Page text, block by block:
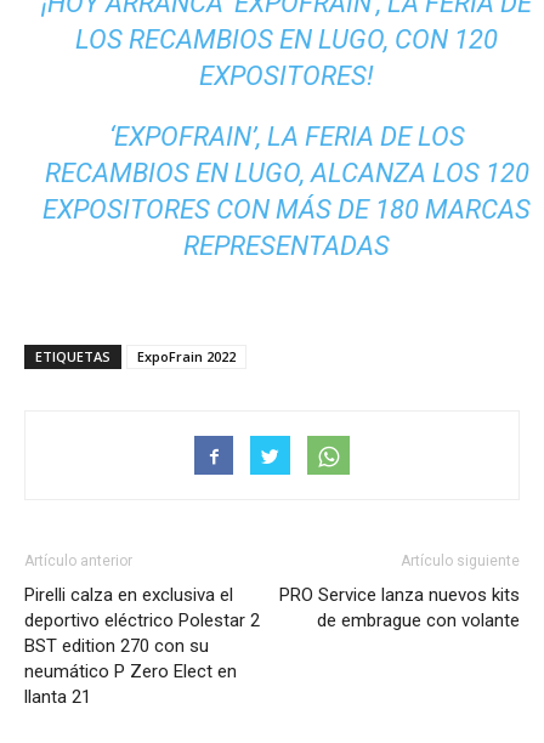
LOS RECAMBIOS EN LUGO, CON 120
EXPOSITORES!
‘EXPOFRAIN’, LA FERIA DE LOS
RECAMBIOS EN LUGO, ALCANZA LOS 120
EXPOSITORES CON MÁS DE 180 MARCAS
REPRESENTADAS
ETIQUETAS ExpoFrain 2022
Artículo anterior
Pirelli calza en exclusiva el
deportivo eléctrico Polestar 2
BST edition 270 con su
neumático P Zero Elect en
llanta 21
Artículo siguiente
PRO Service lanza nuevos kits
de embrague con volante